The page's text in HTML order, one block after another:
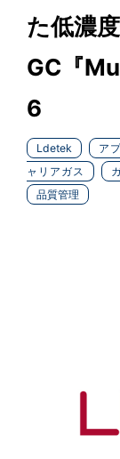
た低濃
GC『
6
Ldetek ア
ャリアガス
品質管理